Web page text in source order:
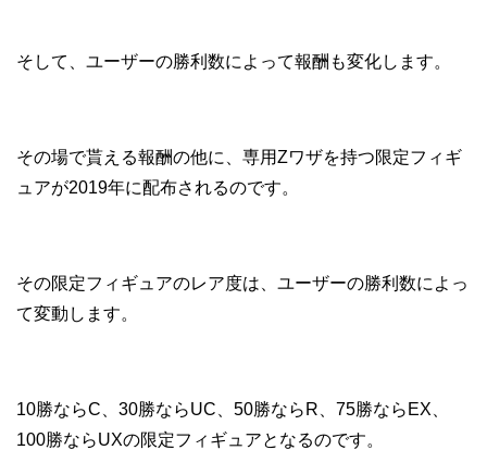
そして、ユーザーの勝利数によって報酬も変化します。
その場で貰える報酬の他に、専用Zワザを持つ限定フィギ
ュアが2019年に配布されるのです。
その限定フィギュアのレア度は、ユーザーの勝利数によっ
て変動します。
10勝ならC、30勝ならUC、50勝ならR、75勝ならEX、
100勝ならUXの限定フィギュアとなるのです。